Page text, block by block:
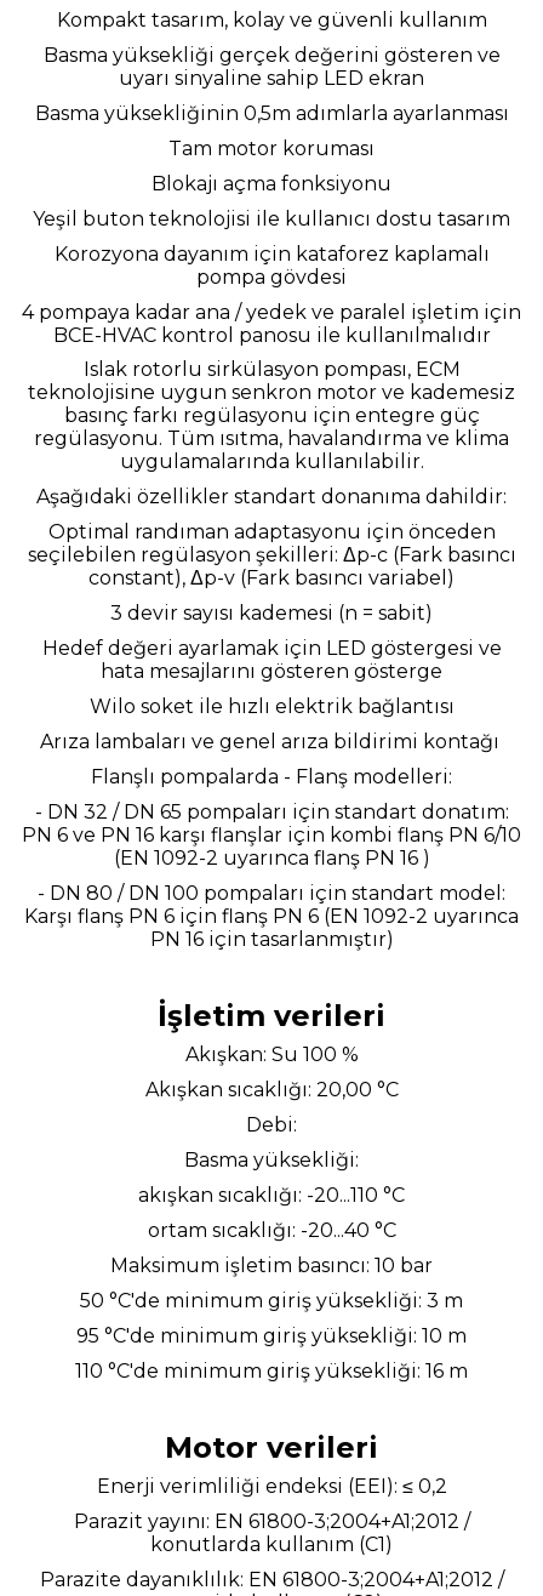
Kompakt tasarım, kolay ve güvenli kullanım
Basma yüksekliği gerçek değerini gösteren ve
uyarı sinyaline sahip LED ekran
Basma yüksekliğinin 0,5m adımlarla ayarlanması
Tam motor koruması
Blokajı açma fonksiyonu
Yeşil buton teknolojisi ile kullanıcı dostu tasarım
Korozyona dayanım için kataforez kaplamalı
pompa gövdesi
4 pompaya kadar ana / yedek ve paralel işletim için
BCE-HVAC kontrol panosu ile kullanılmalıdır
Islak rotorlu sirkülasyon pompası, ECM
teknolojisine uygun senkron motor ve kademesiz
basınç farkı regülasyonu için entegre güç
regülasyonu. Tüm ısıtma, havalandırma ve klima
uygulamalarında kullanılabilir.
Aşağıdaki özellikler standart donanıma dahildir:
Optimal randıman adaptasyonu için önceden
seçilebilen regülasyon şekilleri: Δp-c (Fark basıncı
constant), Δp-v (Fark basıncı variabel)
3 devir sayısı kademesi (n = sabit)
Hedef değeri ayarlamak için LED göstergesi ve
hata mesajlarını gösteren gösterge
Wilo soket ile hızlı elektrik bağlantısı
Arıza lambaları ve genel arıza bildirimi kontağı
Flanşlı pompalarda - Flanş modelleri:
- DN 32 / DN 65 pompaları için standart donatım:
PN 6 ve PN 16 karşı flanşlar için kombi flanş PN 6/10
(EN 1092-2 uyarınca flanş PN 16 )
- DN 80 / DN 100 pompaları için standart model:
Karşı flanş PN 6 için flanş PN 6 (EN 1092-2 uyarınca
PN 16 için tasarlanmıştır)
İşletim verileri
Akışkan: Su 100 %
Akışkan sıcaklığı: 20,00 °C
Debi:
Basma yüksekliği:
akışkan sıcaklığı: -20...110 °C
ortam sıcaklığı: -20...40 °C
Maksimum işletim basıncı: 10 bar
50 °C'de minimum giriş yüksekliği: 3 m
95 °C'de minimum giriş yüksekliği: 10 m
110 °C'de minimum giriş yüksekliği: 16 m
Motor verileri
Enerji verimliliği endeksi (EEI): ≤ 0,2
Parazit yayını: EN 61800-3;2004+A1;2012 /
konutlarda kullanım (C1)
Parazite dayanıklılık: EN 61800-3;2004+A1;2012 /